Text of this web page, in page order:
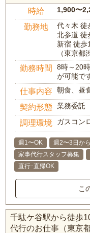
時給 1,900〜
勤務地
代々木 徒
北参道 徒
新宿 徒歩
（東京都
勤務時間
8時～20
が可能で
仕事内容 朝食、昼
契約形態 業務委託
調理環境 ガスコン
週1〜OK 週2〜3日か
家事代行スタッフ募集
直行･直帰OK
こ
千駄ケ谷駅から徒歩
代行のお仕事（東京